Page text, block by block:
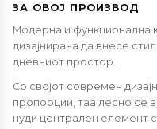
ЗА ОВОЈ ПРОИЗВОД
Модерна и функционална
дизајнирана да внесе
дневниот простор.
Со својот современ
пропорции, таа лесно се
нуди централен елемент